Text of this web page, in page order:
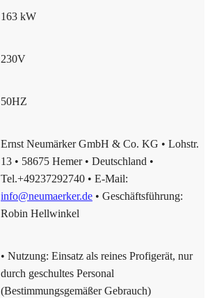
163 kW
230V
50HZ
Ernst Neumärker GmbH & Co. KG • Lohstr.
13 • 58675 Hemer • Deutschland •
Tel.+49237292740 • E-Mail:
info@neumaerker.de • Geschäftsführung:
Robin Hellwinkel
• Nutzung: Einsatz als reines Profigerät, nur
durch geschultes Personal
(Bestimmungsgemäßer Gebrauch)